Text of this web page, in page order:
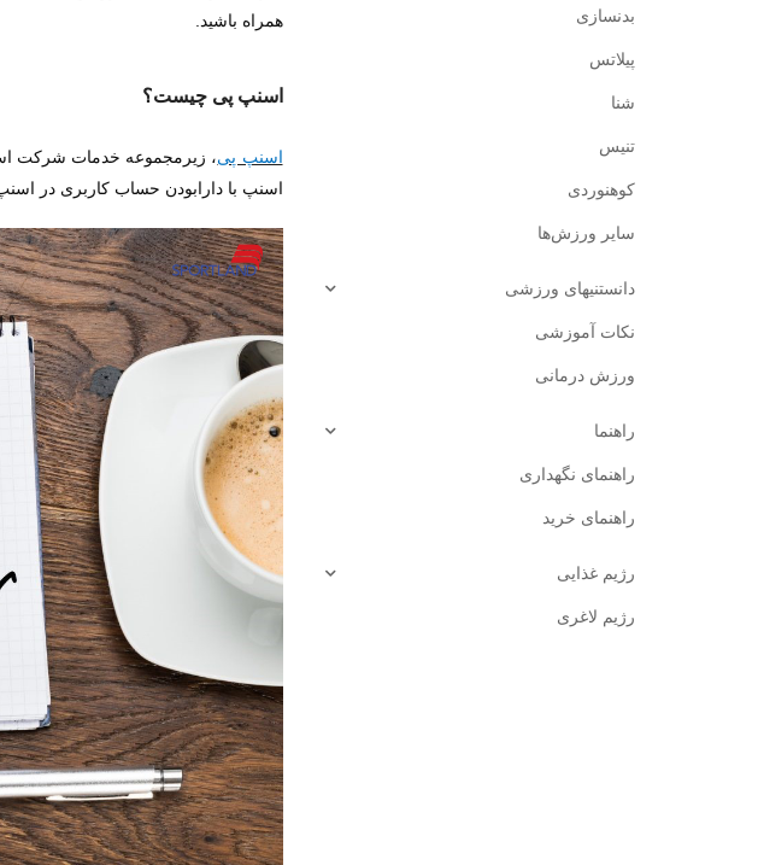
بدنسازی
پیلاتس
شنا
تنیس
کوهنوردی
سایر ورزش‌ها
دانستنیهای ورزشی
نکات آموزشی
ورزش درمانی
راهنما
راهنمای نگهداری
راهنمای خرید
رژیم غذایی
رژیم لاغری
همراه باشید.
اسنپ پی چیست؟
اسنپ پی، زیرمجموعه خدمات شرکت
اسنپ با دارابودن حساب کاربری در